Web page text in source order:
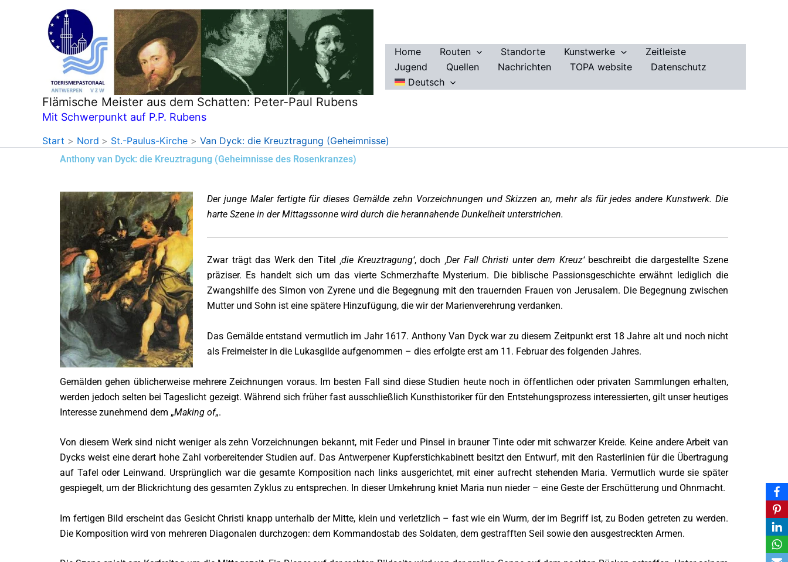
Flämische Meister aus dem Schatten: Peter-Paul Rubens
Mit Schwerpunkt auf P.P. Rubens
Home Routen Standorte Kunstwerke
Zeitleiste
Jugend
Quellen Nachrichten TOPA website
Datenschutz
Deutsch
Start Nord St.-Paulus-Kirche Van Dyck: die Kreuztragung (Geheimnisse)
Anthony van Dyck: die Kreuztragung (Geheimnisse des Rosenkranzes)
Der junge Maler fertigte für dieses Gemälde zehn Vorzeichnungen und Skizzen an, mehr als für jedes andere Kunstwerk. Die
harte Szene in der Mittagssonne wird durch die herannahende Dunkelheit unterstrichen.
Zwar trägt das Werk den Titel ‚die Kreuztragung‘, doch ‚Der Fall Christi unter dem Kreuz‘beschreibt die dargestellte Szene
präziser. Es handelt sich um das vierte Schmerzhafte Mysterium. Die biblische Passionsgeschichte erwähnt lediglich die
Zwangshilfe des Simon von Zyrene und die Begegnung mit den trauernden Frauen von Jerusalem. Die Begegnung zwischen
Mutter und Sohn ist eine spätere Hinzufügung, die wir der Marienverehrung verdanken.
Das Gemälde entstand vermutlich im Jahr 1617. Anthony Van Dyck war zu diesem Zeitpunkt erst 18 Jahre alt und noch nicht
als Freimeister in die Lukasgilde aufgenommen – dies erfolgte erst am 11. Februar des folgenden Jahres.
Gemälden gehen üblicherweise mehrere Zeichnungen voraus. Im besten Fall sind diese Studien heute noch in öffentlichen oder privaten Sammlungen erhalten,
werden jedoch selten bei Tageslicht gezeigt. Während sich früher fast ausschließlich Kunsthistoriker für den Entstehungsprozess interessierten, gilt unser heutiges
Interesse zunehmend dem „Making of„.
Von diesem Werk sind nicht weniger als zehn Vorzeichnungen bekannt, mit Feder und Pinsel in brauner Tinte oder mit schwarzer Kreide. Keine andere Arbeit van
Dycks weist eine derart hohe Zahl vorbereitender Studien auf. Das Antwerpener Kupferstichkabinett besitzt den Entwurf, mit den Rasterlinien für die Übertragung
auf Tafel oder Leinwand. Ursprünglich war die gesamte Komposition nach links ausgerichtet, mit einer aufrecht stehenden Maria. Vermutlich wurde sie später
gespiegelt, um der Blickrichtung des gesamten Zyklus zu entsprechen. In dieser Umkehrung kniet Maria nun nieder – eine Geste der Erschütterung und Ohnmacht.
Im fertigen Bild erscheint das Gesicht Christi knapp unterhalb der Mitte, klein und verletzlich – fast wie ein Wurm, der im Begriff ist, zu Boden getreten zu werden.
Die Komposition wird von mehreren Diagonalen durchzogen: dem Kommandostab des Soldaten, dem gestrafften Seil sowie den ausgestreckten Armen.